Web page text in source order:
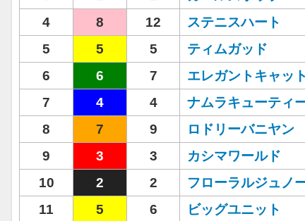
4
8 12 ステニスハート
5
5 5 ティムガッド
6
6 7 エレガントキャット
7
4 4 ナムラキューティ
8
7 9 ロドリーバニヤン
9
3 3 カシマワールド
10
2 2 フローラルジュノ
11
5 6 ビッグユニット